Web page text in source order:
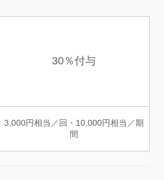
30％付与
3,000円相当／回・10,000円相当／期
間